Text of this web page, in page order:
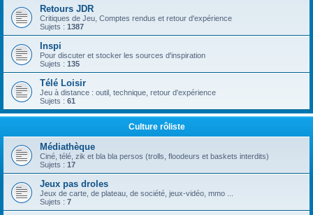
Retours JDR
Critiques de Jeu, Comptes rendus et retour d'expérience
Sujets : 1387
Inspi
Pour discuter et stocker les sources d'inspiration
Sujets : 135
Télé Loisir
Jeu à distance : outil, technique, retour d'expérience
Sujets : 61
Culture rôliste
Médiathèque
Ciné, télé, zik et bla bla persos (trolls, floodeurs et baskets interdits)
Sujets : 17
Jeux pas droles
Jeux de carte, de plateau, de société, jeux-vidéo, mmo ...
Sujets : 7